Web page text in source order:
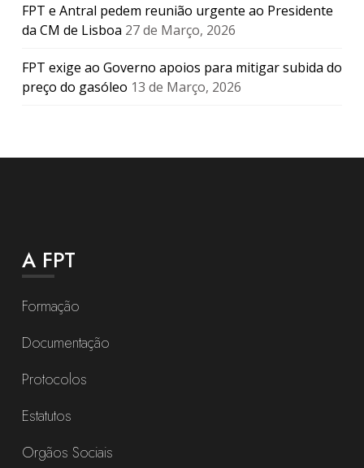
FPT e Antral pedem reunião urgente ao Presidente
da CM de Lisboa 27 de Março, 2026
FPT exige ao Governo apoios para mitigar subida do
preço do gasóleo 13 de Março, 2026
A FPT
Formação
Documentação
Protocolos
Estatutos
Orgãos Sociais